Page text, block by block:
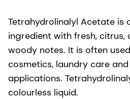
Tetrahydrolinalyl Acetate is
ingredient with fresh, citrus,
woody notes. It is often
cosmetics, laundry care
applications.
colourless liquid.